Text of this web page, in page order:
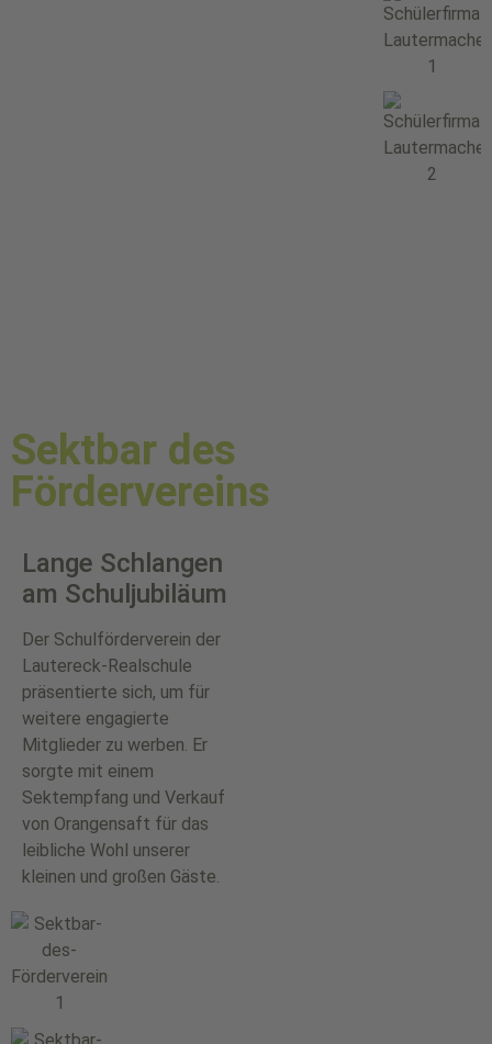
Sektbar des
Fördervereins
Lange Schlangen
am Schuljubiläum
Der Schulförderverein der
Lautereck-Realschule
präsentierte sich, um für
weitere engagierte
Mitglieder zu werben. Er
sorgte mit einem
Sektempfang und Verkauf
von Orangensaft für das
leibliche Wohl unserer
kleinen und großen Gäste.